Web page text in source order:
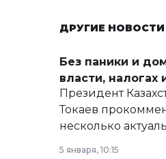
ДРУГИЕ НОВОСТИ
Без паники и
власти, налогах
Президент
Токаев
несколько
5 января, 10:15